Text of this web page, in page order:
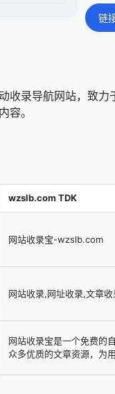
链
收录导航网站，致
容。
wzslb.com TDK
网站收录宝-wzslb.com
网站收录,网址收录,文章
网站收录宝是一个免费的
众多优质的文章资源，为